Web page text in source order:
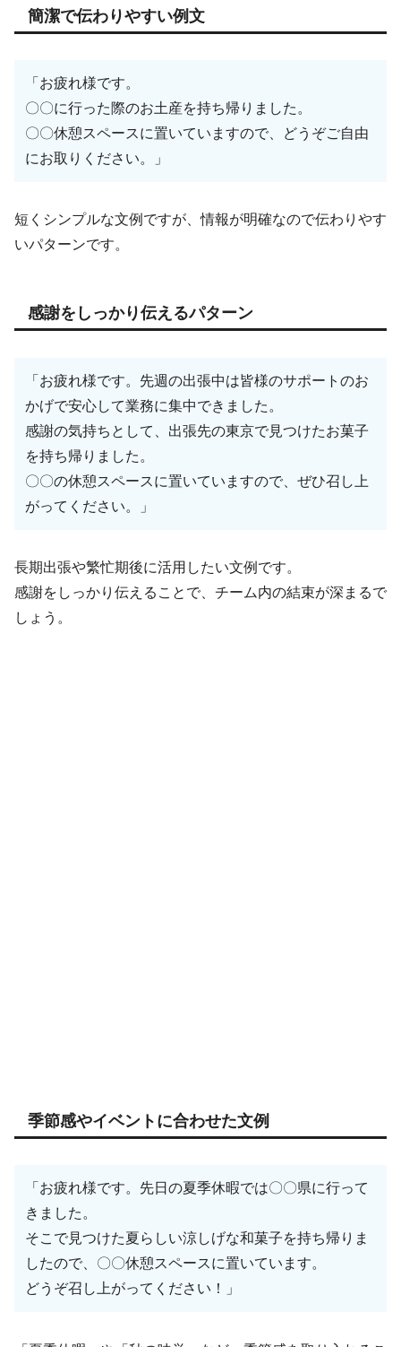
簡潔で伝わりやすい例文
「お疲れ様です。
〇〇に行った際のお土産を持ち帰りました。
〇〇休憩スペースに置いていますので、どうぞご自由
にお取りください。」
短くシンプルな文例ですが、情報が明確なので伝わりやす
いパターンです。
感謝をしっかり伝えるパターン
「お疲れ様です。先週の出張中は皆様のサポートのお
かげで安心して業務に集中できました。
感謝の気持ちとして、出張先の東京で見つけたお菓子
を持ち帰りました。
〇〇の休憩スペースに置いていますので、ぜひ召し上
がってください。」
長期出張や繁忙期後に活用したい文例です。
感謝をしっかり伝えることで、チーム内の結束が深まるで
しょう。
季節感やイベントに合わせた文例
「お疲れ様です。先日の夏季休暇では〇〇県に行って
きました。
そこで見つけた夏らしい涼しげな和菓子を持ち帰りま
したので、〇〇休憩スペースに置いています。
どうぞ召し上がってください！」